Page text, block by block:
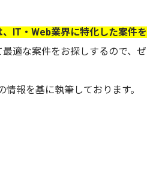
IT・Web業界に特化した案件
最適な案件をお探しするので、
報を基に執筆しております。